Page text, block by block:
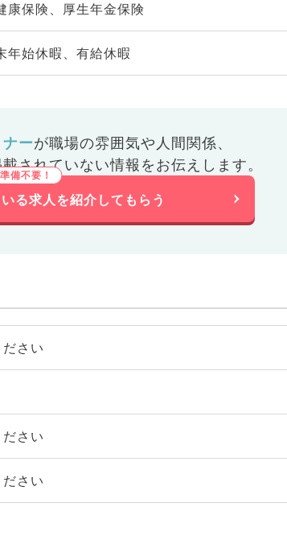
康保険、厚生年金保険
年始休暇、有給休暇
ーが職場の雰囲気や人間関係、
されていない情報をお伝えします。
る求人を紹介してもらう
さい
さい
さい